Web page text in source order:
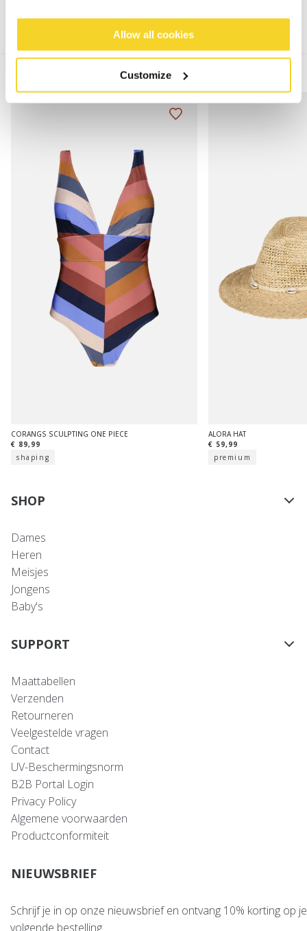
Allow all cookies
Customize
CORANGS SCULPTING ONE PIECE
€ 89,99
shaping
ALORA HAT
€ 59,99
premium
SHOP
Dames
Heren
Meisjes
Jongens
Baby's
SUPPORT
Maattabellen
Verzenden
Retourneren
Veelgestelde vragen
Contact
UV-Beschermingsnorm
B2B Portal Login
Privacy Policy
Algemene voorwaarden
Productconformiteit
NIEUWSBRIEF
Schrijf je in op onze nieuwsbrief en ontvang 10% korting op je
volgende bestelling